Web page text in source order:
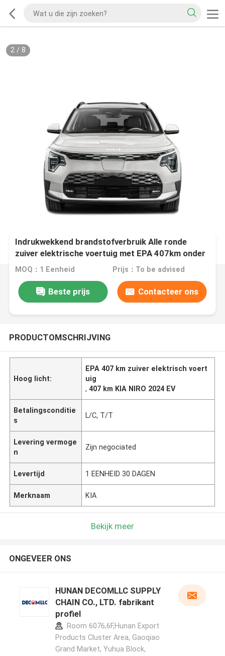
2/ 8
Indrukwekkend brandstofverbruik Alle ronde
zuiver elektrische voertuig met EPA 407km onder
KIA NIRO 2024 EV
MOQ：1 Eenheid Prijs：To be advised
Beste prijs Contacteer ons
PRODUCTOMSCHRIJVING
Hoog licht:
EPA 407 km zuiver elektrisch voert
uig
,407 km KIA NIRO 2024 EV
Betalingsconditie
s
L/C, T/T
Levering vermoge
n
Zijn negociated
Levertijd 1 EENHEID 30 DAGEN
Merknaam KIA
Bekijk meer
ONGEVEER ONS
HUNAN DECOMLLC SUPPLY
CHAIN CO., LTD. fabrikant
profiel
Room 6076,6F,Hunan Export
Products Cluster Area, Gaoqiao
Grand Market, Yuhua Block,